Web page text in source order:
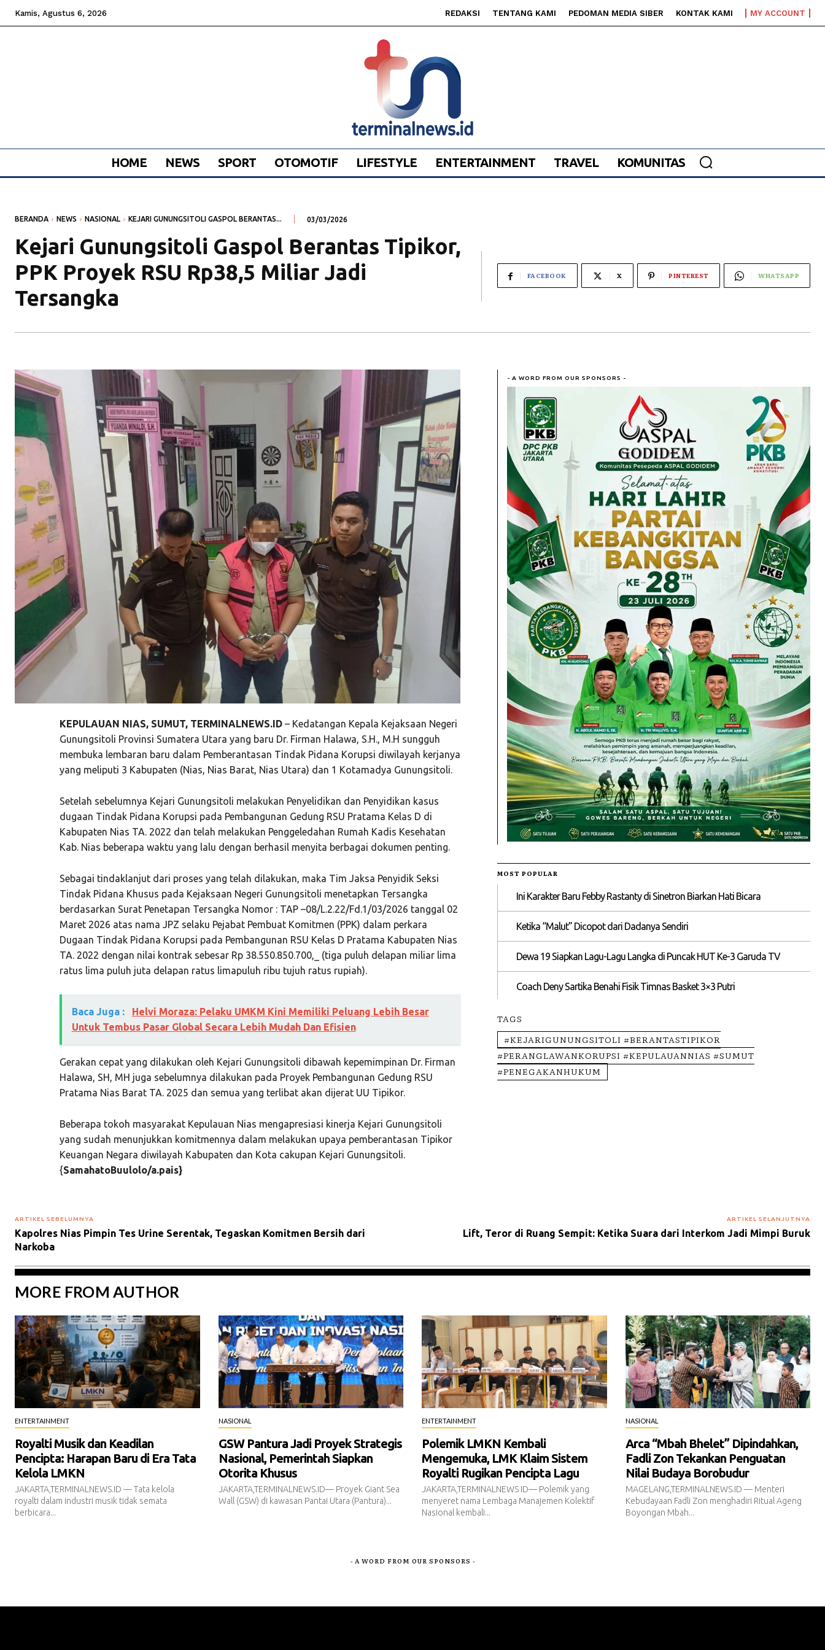
Kamis, Agustus 6, 2026 REDAKSI TENTANG KAMI PEDOMAN MEDIA SIBER KONTAK KAMI MY ACCOUNT
HOME NEWS SPORT OTOMOTIF LIFESTYLE ENTERTAINMENT TRAVEL KOMUNITAS
BERANDA NEWS NASIONAL KEJARI GUNUNGSITOLI GASPOL BERANTAS... 03/03/2026
Kejari Gunungsitoli Gaspol Berantas Tipikor,
PPK Proyek RSU Rp38,5 Miliar Jadi
Tersangka
FACEBOOK X PINTEREST WHATSAPP
KEPULAUAN NIAS, SUMUT, TERMINALNEWS.ID– Kedatangan Kepala Kejaksaan Negeri
Gunungsitoli Provinsi Sumatera Utara yang baru Dr. Firman Halawa, S.H., M.H sungguh
membuka lembaran baru dalam Pemberantasan Tindak Pidana Korupsi diwilayah kerjanya
yang meliputi 3 Kabupaten (Nias, Nias Barat, Nias Utara) dan 1 Kotamadya Gunungsitoli.
Setelah sebelumnya Kejari Gunungsitoli melakukan Penyelidikan dan Penyidikan kasus
dugaan Tindak Pidana Korupsi pada Pembangunan Gedung RSU Pratama Kelas D di
Kabupaten Nias TA. 2022 dan telah melakukan Penggeledahan Rumah Kadis Kesehatan
Kab. Nias beberapa waktu yang lalu dengan berhasil menyita berbagai dokumen penting.
Sebagai tindaklanjut dari proses yang telah dilakukan, maka Tim Jaksa Penyidik Seksi
Tindak Pidana Khusus pada Kejaksaan Negeri Gunungsitoli menetapkan Tersangka
berdasarkan Surat Penetapan Tersangka Nomor : TAP –08/L.2.22/Fd.1/03/2026 tanggal 02
Maret 2026 atas nama JPZ selaku Pejabat Pembuat Komitmen (PPK) dalam perkara
Dugaan Tindak Pidana Korupsi pada Pembangunan RSU Kelas D Pratama Kabupaten Nias
TA. 2022 dengan nilai kontrak sebesar Rp 38.550.850.700,_ (tiga puluh delapan miliar lima
ratus lima puluh juta delapan ratus limapuluh ribu tujuh ratus rupiah).
Baca Juga :
Helvi Moraza: Pelaku UMKM Kini Memiliki Peluang Lebih Besar
Untuk Tembus Pasar Global Secara Lebih Mudah Dan Efisien
Gerakan cepat yang dilakukan oleh Kejari Gunungsitoli dibawah kepemimpinan Dr. Firman
Halawa, SH, MH juga sebelumnya dilakukan pada Proyek Pembangunan Gedung RSU
Pratama Nias Barat TA. 2025 dan semua yang terlibat akan dijerat UU Tipikor.
Beberapa tokoh masyarakat Kepulauan Nias mengapresiasi kinerja Kejari Gunungsitoli
yang sudah menunjukkan komitmennya dalam melakukan upaya pemberantasan Tipikor
Keuangan Negara diwilayah Kabupaten dan Kota cakupan Kejari Gunungsitoli.
{SamahatoBuulolo/a.pais}
- A WORD FROM OUR SPONSORS -
MOST POPULAR
Ini Karakter Baru Febby Rastanty di Sinetron Biarkan Hati Bicara
Ketika “Malut” Dicopot dari Dadanya Sendiri
Dewa 19 Siapkan Lagu-Lagu Langka di Puncak HUT Ke-3 Garuda TV
Coach Deny Sartika Benahi Fisik Timnas Basket 3×3 Putri
TAGS
#KEJARIGUNUNGSITOLI #BERANTASTIPIKOR
#PERANGLAWANKORUPSI #KEPULAUANNIAS #SUMUT
#PENEGAKANHUKUM
ARTIKEL SEBELUMNYA
Kapolres Nias Pimpin Tes Urine Serentak, Tegaskan Komitmen Bersih dari
Narkoba
ARTIKEL SELANJUTNYA
Lift, Teror di Ruang Sempit: Ketika Suara dari Interkom Jadi Mimpi Buruk
MORE FROM AUTHOR
ENTERTAINMENT
Royalti Musik dan Keadilan
Pencipta: Harapan Baru di Era Tata
Kelola LMKN
JAKARTA,TERMINALNEWS.ID — Tata kelola
royalti dalam industri musik tidak semata
berbicara...
NASIONAL
GSW Pantura Jadi Proyek Strategis
Nasional, Pemerintah Siapkan
Otorita Khusus
JAKARTA,TERMINALNEWS.ID— Proyek Giant Sea
Wall (GSW) di kawasan Pantai Utara (Pantura)...
ENTERTAINMENT
Polemik LMKN Kembali
Mengemuka, LMK Klaim Sistem
Royalti Rugikan Pencipta Lagu
JAKARTA,TERMINALNEWS ID— Polemik yang
menyeret nama Lembaga Manajemen Kolektif
Nasional kembali...
NASIONAL
Arca “Mbah Bhelet” Dipindahkan,
Fadli Zon Tekankan Penguatan
Nilai Budaya Borobudur
MAGELANG,TERMINALNEWS.ID — Menteri
Kebudayaan Fadli Zon menghadiri Ritual Ageng
Boyongan Mbah...
- A WORD FROM OUR SPONSORS -